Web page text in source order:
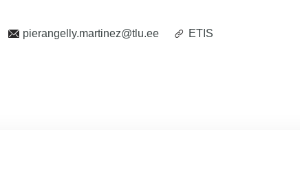
pierangelly.martinez@tlu.ee ETIS